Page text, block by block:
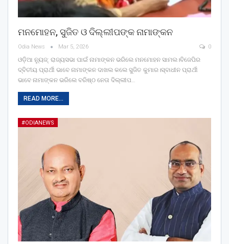
ମନମୋହନ, ସୁଜିତ ଓ ଦିଲ୍ଲୀପଙ୍କ ନାମାଙ୍କନ
Odia News Mar 5, 2026 0
ଓଡ଼ିଆ ନ୍ୟୁଜ୍: ରାଜ୍ୟସଭା ପାଇଁ ନାମାଙ୍କନ ଭରିଲେ ମନମୋହନ ସାମଲ।ବିଜେପିର
ଦ୍ବିତୀୟ ପ୍ରାର୍ଥୀ ଭାବେ ନାମାଙ୍କନ ଦାଖଲ କଲେ ସୁଜିତ କୁମାର।ସ୍ବାଧୀନ ପ୍ରାର୍ଥୀ
ଭାବେ ନାମାଙ୍କନ ଭରିଲେ ବରିଷ୍ଠ ନେତା ଦିଲ୍ଲୀପ…
READ MORE...
#ODIANEWS